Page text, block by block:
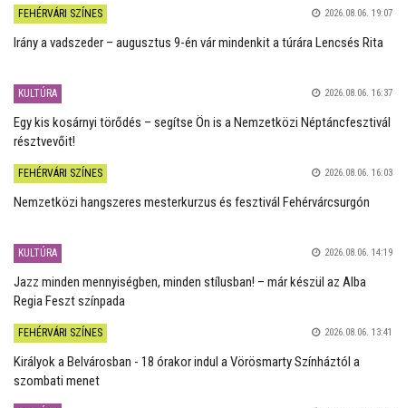
FEHÉRVÁRI SZÍNES 2026.08.06. 19:07
Irány a vadszeder – augusztus 9-én vár mindenkit a túrára Lencsés Rita
KULTÚRA 2026.08.06. 16:37
Egy kis kosárnyi törődés – segítse Ön is a Nemzetközi Néptáncfesztivál
résztvevőit!
FEHÉRVÁRI SZÍNES 2026.08.06. 16:03
Nemzetközi hangszeres mesterkurzus és fesztivál Fehérvárcsurgón
KULTÚRA 2026.08.06. 14:19
Jazz minden mennyiségben, minden stílusban! – már készül az Alba
Regia Feszt színpada
FEHÉRVÁRI SZÍNES 2026.08.06. 13:41
Királyok a Belvárosban - 18 órakor indul a Vörösmarty Színháztól a
szombati menet